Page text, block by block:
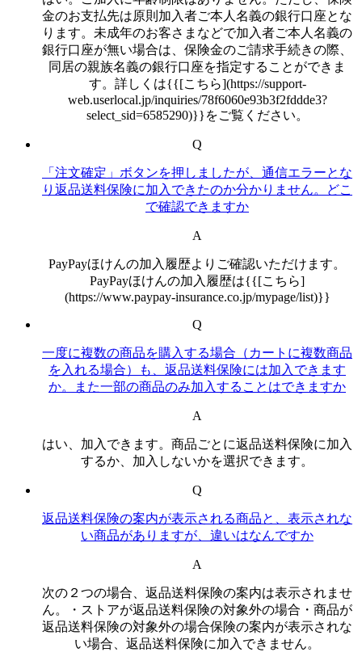
金のお支払先は原則加入者ご本人名義の銀行口座とな
ります。未成年のお客さまなどで加入者ご本人名義の
銀行口座が無い場合は、保険金のご請求手続きの際、
同居の親族名義の銀行口座を指定することができま
す。詳しくは{{[こちら](https://support-
web.userlocal.jp/inquiries/78f6060e93b3f2fddde3?
select_sid=6585290)}}をご覧ください。
Q
「注文確定」ボタンを押しましたが、通信エラーとな
り返品送料保険に加入できたのか分かりません。どこ
で確認できますか
A
PayPayほけんの加入履歴よりご確認いただけます。
PayPayほけんの加入履歴は{{[こちら]
(https://www.paypay-insurance.co.jp/mypage/list)}}
Q
一度に複数の商品を購入する場合（カートに複数商品
を入れる場合）も、返品送料保険には加入できます
か。また一部の商品のみ加入することはできますか
A
はい、加入できます。商品ごとに返品送料保険に加入
するか、加入しないかを選択できます。
Q
返品送料保険の案内が表示される商品と、表示されな
い商品がありますが、違いはなんですか
A
次の２つの場合、返品送料保険の案内は表示されませ
ん。・ストアが返品送料保険の対象外の場合・商品が
返品送料保険の対象外の場合保険の案内が表示されな
い場合、返品送料保険に加入できません。